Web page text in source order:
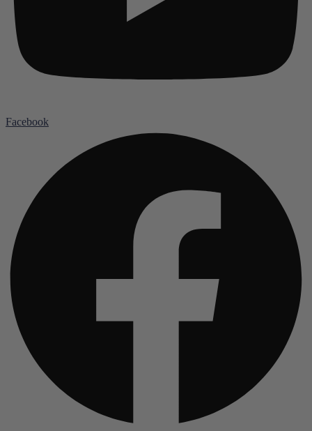
Facebook